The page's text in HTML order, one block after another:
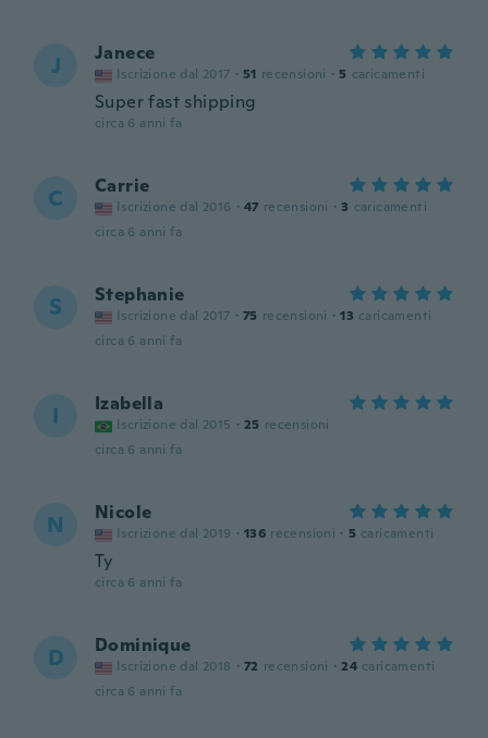
J Janece
Iscrizione dal 2017 · 51 recensioni · 5 caricamenti
Super fast shipping
circa 6 anni fa
C Carrie
Iscrizione dal 2016 · 47 recensioni · 3 caricamenti
circa 6 anni fa
S Stephanie
Iscrizione dal 2017 · 75 recensioni · 13 caricamenti
circa 6 anni fa
I Izabella
Iscrizione dal 2015 · 25 recensioni
circa 6 anni fa
N Nicole
Iscrizione dal 2019 · 136 recensioni · 5 caricamenti
Ty
circa 6 anni fa
D Dominique
Iscrizione dal 2018 · 72 recensioni · 24 caricamenti
circa 6 anni fa